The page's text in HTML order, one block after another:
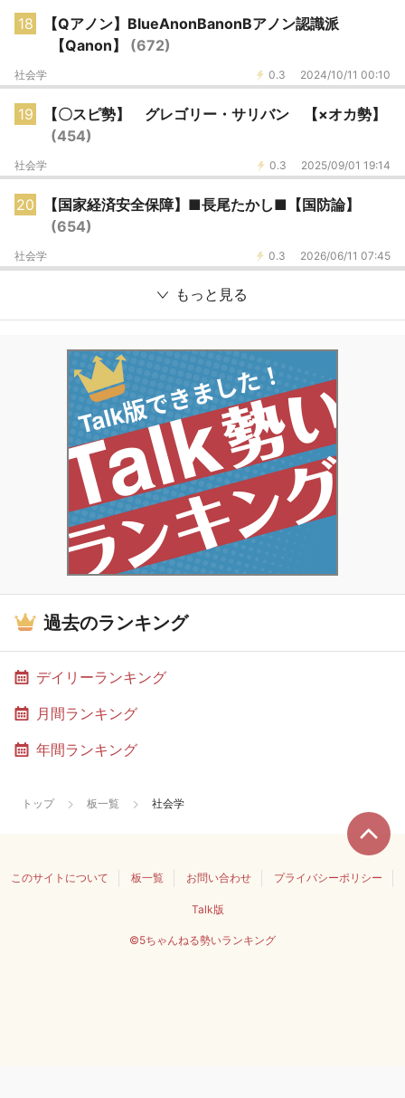
18
【Qアノン】BlueAnonBanonBアノン認識派
【Qanon】 (672)
0.3 2024/10/11 00:10
社会学
19
【〇スピ勢】 グレゴリー・サリバン 【×オカ勢】
(454)
0.3 2025/09/01 19:14
社会学
20
【国家経済安全保障】■長尾たかし■【国防論】
(654)
0.3 2026/06/11 07:45
社会学
もっと見る
過去のランキング
デイリーランキング
月間ランキング
年間ランキング
トップ 板一覧 社会学
このサイトについて 板一覧 お問い合わせ プライバシーポリシー
Talk版
©5ちゃんねる勢いランキング